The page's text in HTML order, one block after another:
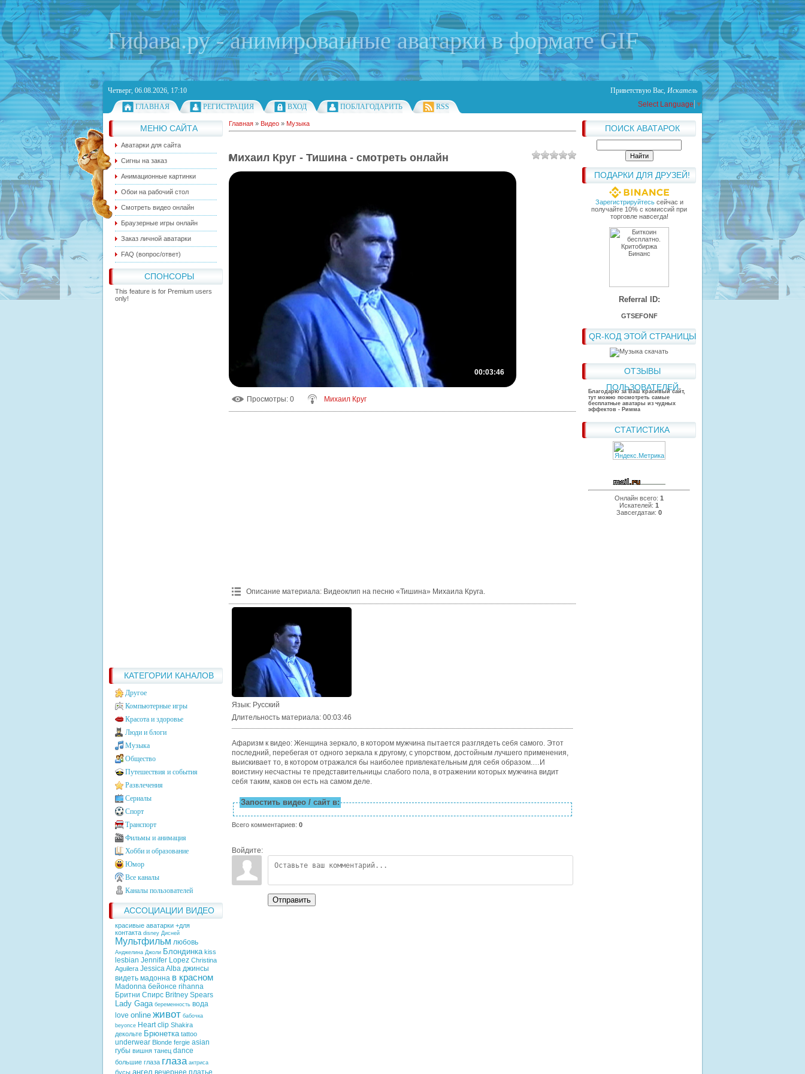
Гифава.ру - анимированные аватарки в формате GIF
Четверг, 06.08.2026, 17:10 Приветствую Вас, Искатель
ГЛАВНАЯ
РЕГИСТРАЦИЯ ВХОД ПОБЛАГОДАРИТЬ RSS Select Language ▼
МЕНЮ САЙТА
Аватарки для сайта
Сигны на заказ
Анимационные картинки
Обои на рабочий стол
Смотреть видео онлайн
Браузерные игры онлайн
Заказ личной аватарки
FAQ (вопрос/ответ)
СПОНСОРЫ
This feature is for Premium users
only!
КАТЕГОРИИ КАНАЛОВ
Другое
Компьютерные игры
Красота и здоровье
Люди и блоги
Музыка
Общество
Путешествия и события
Развлечения
Сериалы
Спорт
Транспорт
Фильмы и анимация
Хобби и образование
Юмор
Все каналы
Каналы пользователей
АССОЦИАЦИИ ВИДЕО
красивые аватарки +для
контакта disney Дисней
Мультфильм любовь
Анджелина Джоли Блондинка kiss
lesbian Jennifer Lopez Christina
Aguilera Jessica Alba джинсы
видеть мадонна в красном
Madonna бейонсе rihanna
Бритни Спирс Britney Spears
Lady Gaga беременность вода
love online живот бабочка
beyonce Heart clip Shakira
декольте Брюнетка tattoo
underwear Blonde fergie asian
губы вишня танец dance
большие глаза глаза актриса
бусы ангел вечернее платье
ПОИСК АВАТАРОК
ПОДАРКИ ДЛЯ ДРУЗЕЙ!
Зарегистрируйтесьсейчас и
получайте 10% с комиссий при
торговле навсегда!
Referral ID:
GTSEFONF
QR-КОД ЭТОЙ СТРАНИЦЫ
ОТЗЫВЫ
ПОЛЬЗОВАТЕЛЕЙ
Благодарю за Ваш красивый сайт,
тут можно посмотреть самые
бесплатные аватары из чудных
эффектов - Римма
СТАТИСТИКА
Онлайн всего: 1
Искателей: 1
Завсегдатаи: 0
Главная » Видео » Музыка
Михаил Круг - Тишина - смотреть онлайн
00:03:46
Просмотры: 0 Михаил Круг
Описание материала: Видеоклип на песню «Тишина» Михаила Круга.
Язык: Русский
Длительность материала: 00:03:46
Афаризм к видео: Женщина зеркало, в котором мужчина пытается разглядеть себя самого. Этот
последний, перебегая от одного зеркала к другому, с упорством, достойным лучшего применения,
выискивает то, в котором отражался бы наиболее привлекательным для себя образом.…И
воистину несчастны те представительницы слабого пола, в отражении которых мужчина видит
себя таким, каков он есть на самом деле.
Запостить видео / сайт в:
Всего комментариев: 0
Войдите:
Отправить